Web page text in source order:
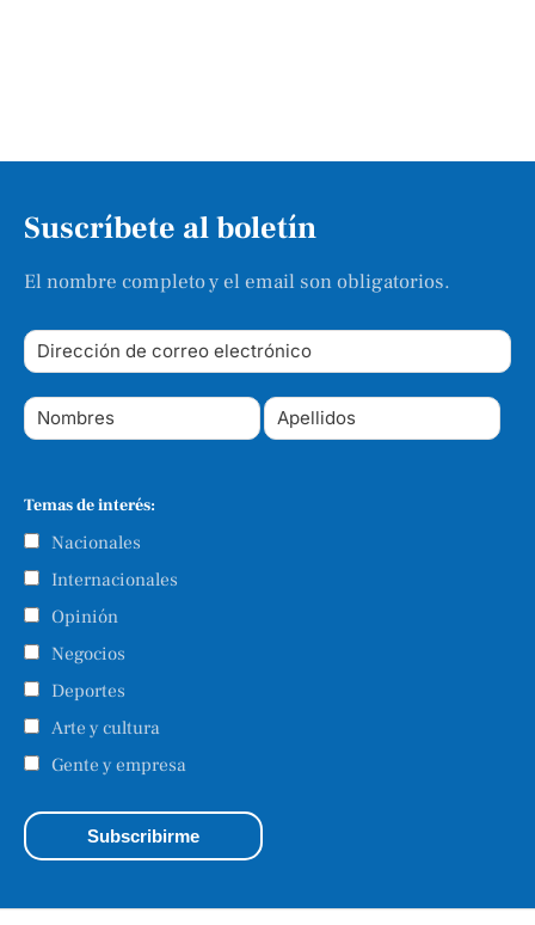
Suscríbete al boletín
El nombre completo y el email son obligatorios.
Temas de interés:
Nacionales
Internacionales
Opinión
Negocios
Deportes
Arte y cultura
Gente y empresa